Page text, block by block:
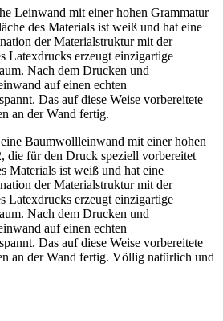
Leinwand mit einer hohen Grammatur
des Materials ist weiß und hat eine
der Materialstruktur mit der
Latexdrucks erzeugt einzigartige
Nach dem Drucken und
auf einen echten
Das auf diese Weise vorbereitete
an der Wand fertig.
Baumwollleinwand mit einer hohen
die für den Druck speziell vorbereitet
Materials ist weiß und hat eine
der Materialstruktur mit der
Latexdrucks erzeugt einzigartige
Nach dem Drucken und
auf einen echten
Das auf diese Weise vorbereitete
an der Wand fertig. Völlig natürlich und